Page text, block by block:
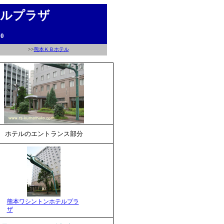
プラザ
>>熊本ＫＢホテル
ホテルのエントランス部分
熊本ワシントンホテルプラ
ザ